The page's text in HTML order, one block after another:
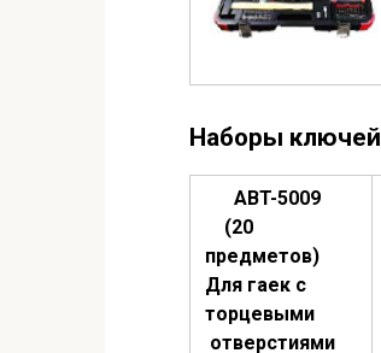
Наборы ключей
ABT-5009
(20
предметов)
Для гаек с
торцевыми
отверстиями